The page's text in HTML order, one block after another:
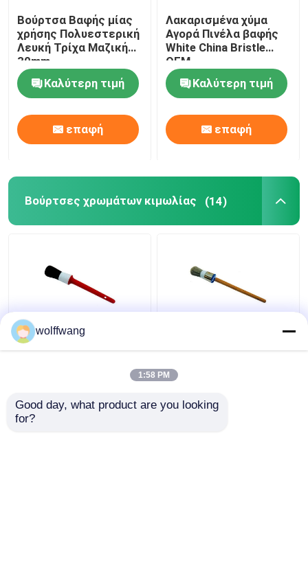
Βούρτσα Βαφής μίας
χρήσης Πολυεστερική
Λευκή Τρίχα Μαζική
30mm
Καλύτερη τιμή
επαφή
Λακαρισμένα χύμα
Αγορά Πινέλα βαφής
White China Bristle
OEM
Καλύτερη τιμή
επαφή
Βούρτσες χρωμάτων κιμωλίας (14)
Συνθετικά πινέλα με
κιμωλία με μαύρη
Καλύτερη τιμή
πινέλο κιμωλίας με
νήμα από πολυεστέρα
Λακαρισμένη ξύλινη
Καλύτερη τιμή
wolffwang
1:58 PM
Good day, what product are you looking
for?